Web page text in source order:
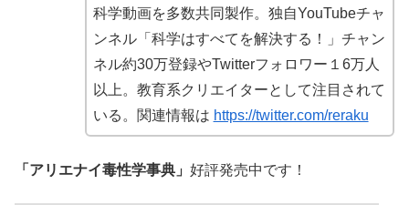
科学動画を多数共同製作。独自YouTubeチャ
ンネル「科学はすべてを解決する！」チャン
ネル約30万登録やTwitterフォロワー１6万人
以上。教育系クリエイターとして注目されて
いる。関連情報は https://twitter.com/reraku
「アリエナイ毒性学事典」 好評発売中です！